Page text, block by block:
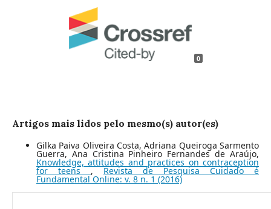
0
Artigos mais lidos pelo mesmo(s) autor(es)
Gilka Paiva Oliveira Costa, Adriana Queiroga Sarmento
Guerra, Ana Cristina Pinheiro Fernandes de Araújo,
Knowledge, attitudes and practices on contraception
for teens , Revista de Pesquisa Cuidado é
Fundamental Online: v. 8 n. 1 (2016)